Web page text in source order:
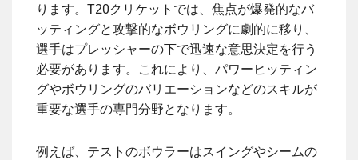
ります。T20クリケットでは、焦点が爆発的なバ
ッティングと攻撃的なボウリングに劇的に移り、
選手はプレッシャーの下で迅速な意思決定を行う
必要があります。これにより、パワーヒッティン
グやボウリングのバリエーションなどのスキルが
重要な選手の専門分野となります。
例えば、テストのボウラーはスイングやシームの